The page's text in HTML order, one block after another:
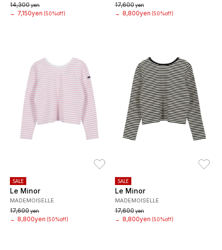
14,300yen
→
7,150yen (50%off)
17,600yen
→
8,800yen (50%off)
SALE
Le Minor
MADEMOISELLE
17,600yen
→
8,800yen (50%off)
SALE
Le Minor
MADEMOISELLE
17,600yen
→
8,800yen (50%off)